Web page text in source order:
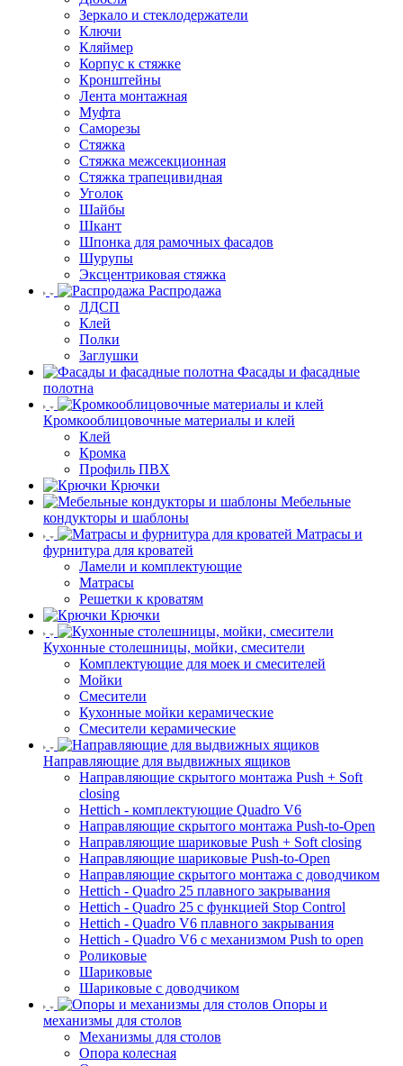
Зеркало и стеклодержатели
Ключи
Кляймер
Корпус к стяжке
Кронштейны
Лента монтажная
Муфта
Саморезы
Стяжка
Стяжка межсекционная
Стяжка трапецивидная
Уголок
Шайбы
Шкант
Шпонка для рамочных фасадов
Шурупы
Эксцентриковая стяжка
Распродажа
ЛДСП
Клей
Полки
Заглушки
Фасады и фасадные
полотна
Кромкооблицовочные материалы и клей
Клей
Кромка
Профиль ПВХ
Крючки
Мебельные
кондукторы и шаблоны
Матрасы и
фурнитура для кроватей
Ламели и комплектующие
Матрасы
Решетки к кроватям
Крючки
Кухонные столешницы, мойки, смесители
Комплектующие для моек и смесителей
Мойки
Смесители
Кухонные мойки керамические
Смесители керамические
Направляющие для выдвижных ящиков
Направляющие скрытого монтажа Push + Soft
closing
Hettich - комплектующие Quadro V6
Направляющие скрытого монтажа Push-to-Open
Направляющие шариковые Push + Soft closing
Направляющие шариковые Push-to-Open
Направляющие скрытого монтажа с доводчиком
Hettich - Quadro 25 плавного закрывания
Hettich - Quadro 25 с функцией Stop Control
Hettich - Quadro V6 плавного закрывания
Hettich - Quadro V6 с механизмом Push to open
Роликовые
Шариковые
Шариковые с доводчиком
Опоры и
механизмы для столов
Механизмы для столов
Опора колесная